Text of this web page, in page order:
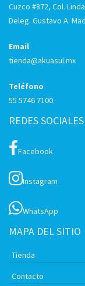
Cuzco #872, Col.
Deleg. Gustavo A.
Email
tienda@akuasul.mx
Teléfono
55 5746 7100
REDES SOCIALES
Facebook
Instagram
WhatsApp
MAPA DEL SITIO
Tienda
Contacto